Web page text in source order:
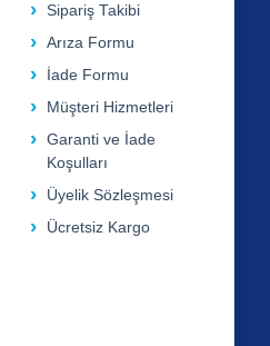
Sipariş Takibi
Arıza Formu
İade Formu
Müşteri Hizmetleri
Garanti ve İade
Koşulları
Üyelik Sözleşmesi
Ücretsiz Kargo